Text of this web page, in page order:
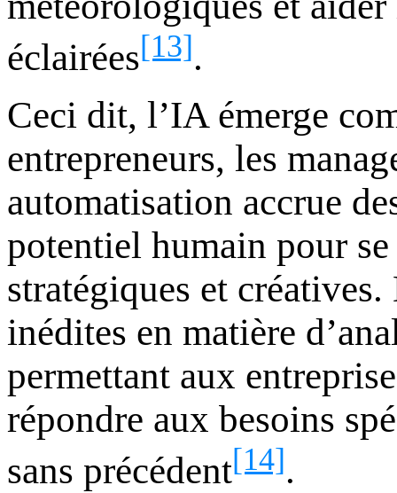
éclairées[13].
Ceci dit, l’IA émerge
entrepreneurs, les
automatisation accrue
potentiel humain pour
stratégiques et
inédites en matière
permettant aux
répondre aux besoins
sans précédent[14].